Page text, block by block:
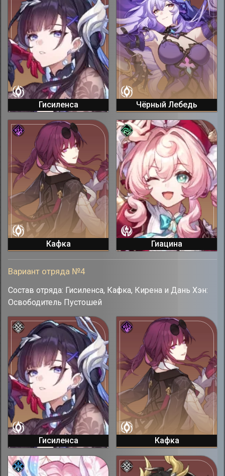
Гисиленса Чёрный Лебедь
Кафка Гиацина
Вариант отряда №4
Состав отряда: Гисиленса, Кафка, Кирена и Дань Хэн:
Освободитель Пустошей
Гисиленса Кафка